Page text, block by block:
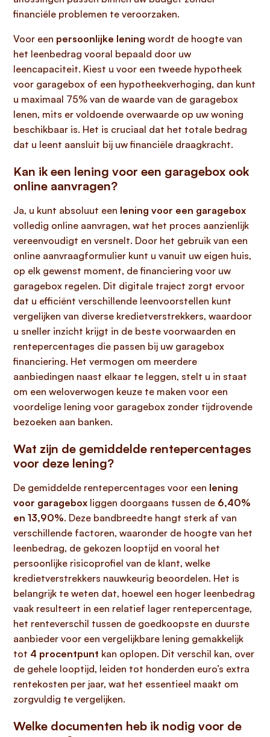
financiële problemen te veroorzaken.
Voor een persoonlijke lening wordt de hoogte van
het leenbedrag vooral bepaald door uw
leencapaciteit. Kiest u voor een tweede hypotheek
voor garagebox of een hypotheekverhoging, dan kunt
u maximaal 75% van de waarde van de garagebox
lenen, mits er voldoende overwaarde op uw woning
beschikbaar is. Het is cruciaal dat het totale bedrag
dat u leent aansluit bij uw financiële draagkracht.
Kan ik een lening voor een garagebox ook
online aanvragen?
Ja, u kunt absoluut een lening voor een garagebox
volledig online aanvragen, wat het proces aanzienlijk
vereenvoudigt en versnelt. Door het gebruik van een
online aanvraagformulier kunt u vanuit uw eigen huis,
op elk gewenst moment, de financiering voor uw
garagebox regelen. Dit digitale traject zorgt ervoor
dat u efficiënt verschillende leenvoorstellen kunt
vergelijken van diverse kredietverstrekkers, waardoor
u sneller inzicht krijgt in de beste voorwaarden en
rentepercentages die passen bij uw garagebox
financiering. Het vermogen om meerdere
aanbiedingen naast elkaar te leggen, stelt u in staat
om een weloverwogen keuze te maken voor een
voordelige lening voor garagebox zonder tijdrovende
bezoeken aan banken.
Wat zijn de gemiddelde rentepercentages
voor deze lening?
De gemiddelde rentepercentages voor een lening
voor garagebox liggen doorgaans tussen de 6,40%
en 13,90%. Deze bandbreedte hangt sterk af van
verschillende factoren, waaronder de hoogte van het
leenbedrag, de gekozen looptijd en vooral het
persoonlijke risicoprofiel van de klant, welke
kredietverstrekkers nauwkeurig beoordelen. Het is
belangrijk te weten dat, hoewel een hoger leenbedrag
vaak resulteert in een relatief lager rentepercentage,
het renteverschil tussen de goedkoopste en duurste
aanbieder voor een vergelijkbare lening gemakkelijk
tot 4 procentpunt kan oplopen. Dit verschil kan, over
de gehele looptijd, leiden tot honderden euro’s extra
rentekosten per jaar, wat het essentieel maakt om
zorgvuldig te vergelijken.
Welke documenten heb ik nodig voor de